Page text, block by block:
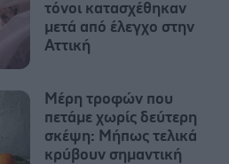
τόνοι κατασχέθηκαν
μετά από έλεγχο στην
Αττική
Μέρη τροφών που
πετάμε χωρίς δεύτερη
σκέψη: Μήπως τελικά
κρύβουν σημαντική